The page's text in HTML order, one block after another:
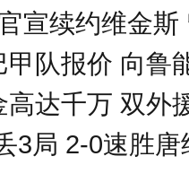
宣续约维金斯
队报价 向鲁
高达千万 双外
3局 2-0速胜